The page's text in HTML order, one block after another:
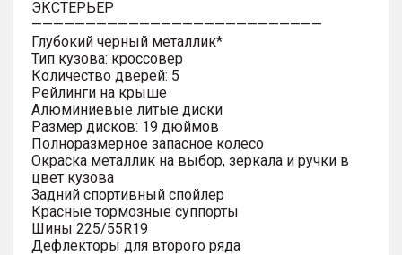
ЭКСТЕРЬЕР
———————————————————————————
Глубокий черный металлик*
Тип кузова: кроссовер
Количество дверей: 5
Рейлинги на крыше
Алюминиевые литые диски
Размер дисков: 19 дюймов
Полноразмерное запасное колесо
Окраска металлик на выбор, зеркала и ручки в
цвет кузова
Задний спортивный спойлер
Красные тормозные суппорты
Шины 225/55R19
Дефлекторы для второго ряда